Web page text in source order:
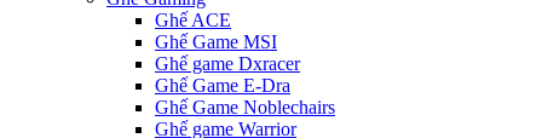
Ghế ACE
Ghế Game MSI
Ghế game Dxracer
Ghế Game E-Dra
Ghế Game Noblechairs
Ghế game Warrior